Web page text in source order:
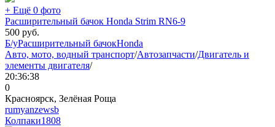
+ Ещё 0 фото
Расширительный бачок Honda Strim RN6-9
500 руб.
Б/уРасширительный бачокHonda
Авто, мото, водный транспорт/Автозапчасти/Двигатель и
элементы двигателя/
20:36:38
0
Красноярск, Зелёная Роща
rumyanzewsb
Колпаки1808